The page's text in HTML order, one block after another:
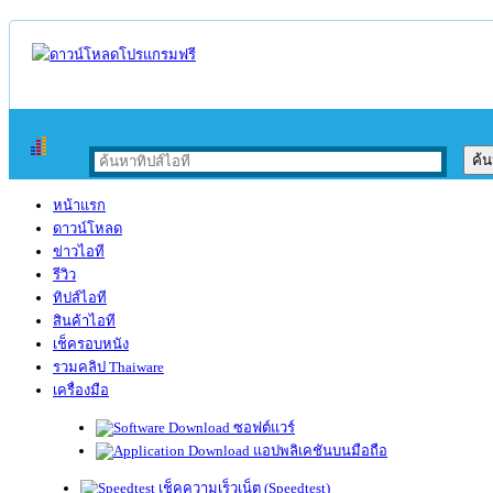
หน้าแรก
ดาวน์โหลด
ข่าวไอที
รีวิว
ทิปส์ไอที
สินค้าไอที
เช็ครอบหนัง
รวมคลิป Thaiware
เครื่องมือ
ซอฟต์แวร์
แอปพลิเคชันบนมือถือ
เช็คความเร็วเน็ต (Speedtest)